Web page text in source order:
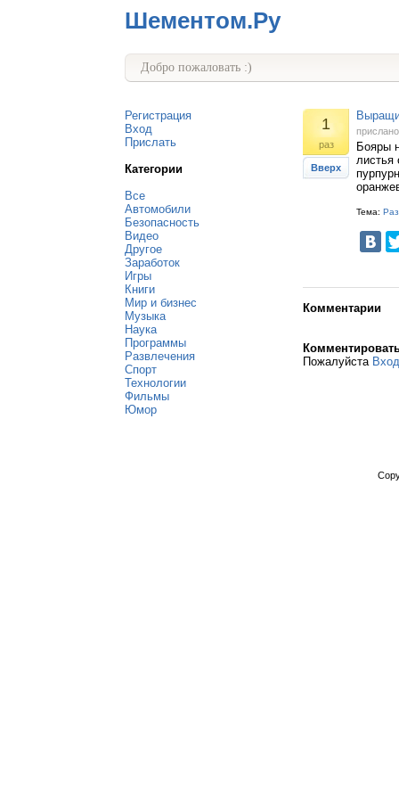
Шементом.Ру
Добро пожаловать :)
Регистрация
Вход
Прислать
Категории
Все
Автомобили
Безопасность
Видео
Другое
Заработок
Игры
Книги
Мир и бизнес
Музыка
Наука
Программы
Развлечения
Спорт
Технологии
Фильмы
Юмор
1
раз
Вверх
Бояры
листья
Тема:
Комментарии
Пожалуйста Вход